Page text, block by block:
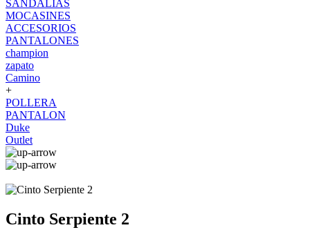
SANDALIAS
MOCASINES
ACCESORIOS
PANTALONES
champion
zapato
Camino
+
POLLERA
PANTALON
Duke
Outlet
Cinto Serpiente 2